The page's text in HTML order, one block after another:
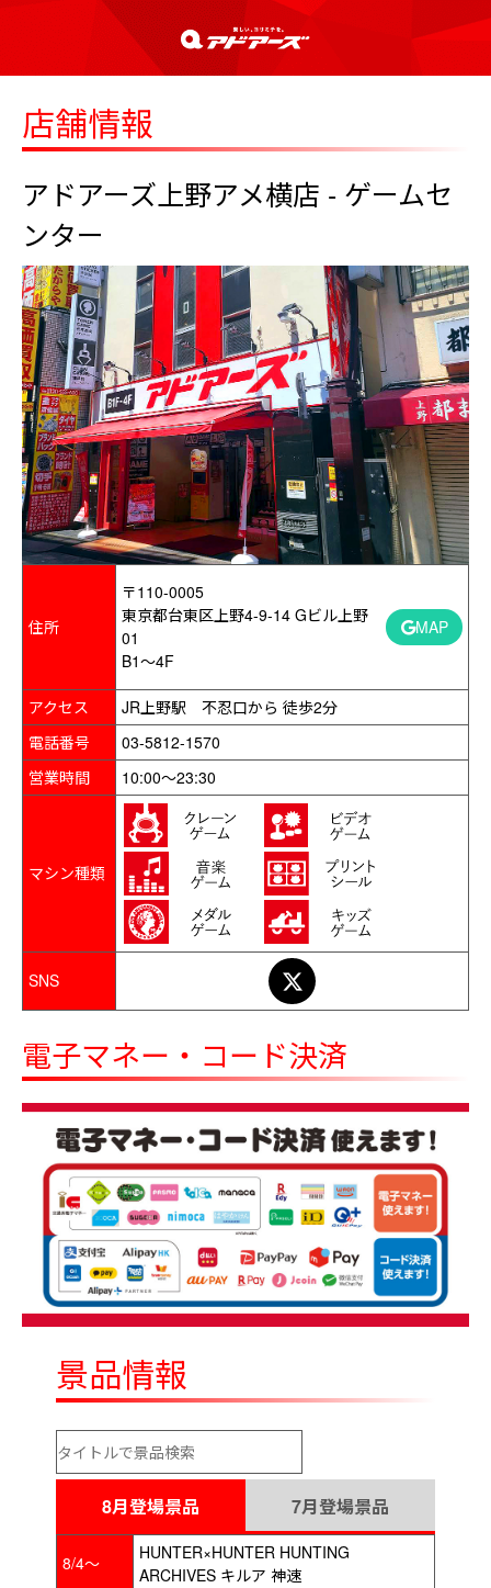
店舗情報
アドアーズ上野アメ横店 - ゲームセ
ンター
住所
〒110-0005
東京都台東区上野4-9-14 Gビル上野
01
B1～4F
MAP
アクセス
JR上野駅 不忍口から 徒歩2分
電話番号
03-5812-1570
営業時間
10:00～23:30
マシン種類
SNS
電子マネー・コード決済
景品情報
8月登場景品 7月登場景品
8/4～
HUNTER×HUNTER HUNTING
ARCHIVES キルア 神速